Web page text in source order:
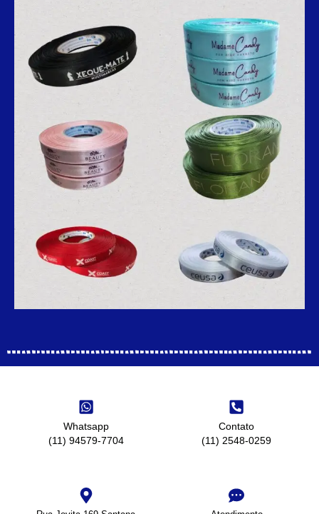
Whatsapp
(11) 94579-7704
Contato
(11) 2548-0259